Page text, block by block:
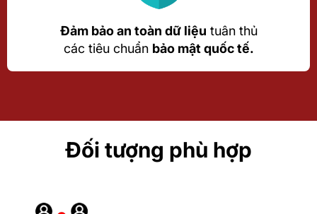
Đảm bảo an toàn dữ liệu tuân thủ
các tiêu chuẩn bảo mật quốc tế.
Đối tượng phù hợp